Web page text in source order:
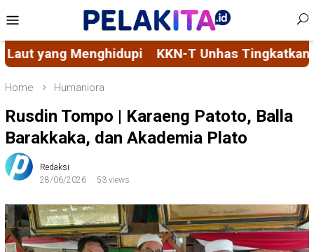
to
content
Menu
KKN-T Unhas Tingkatkan Tata Kelola
Home Humaniora
Rusdin Tompo | Karaeng Patoto, Balla
Barakkaka, dan Akademia Plato
Redaksi
28/06/2026
53 views